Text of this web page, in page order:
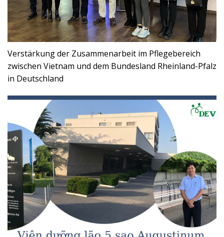
Verstärkung der Zusammenarbeit im Pflegebereich
zwischen Vietnam und dem Bundesland Rheinland-Pfalz
in Deutschland